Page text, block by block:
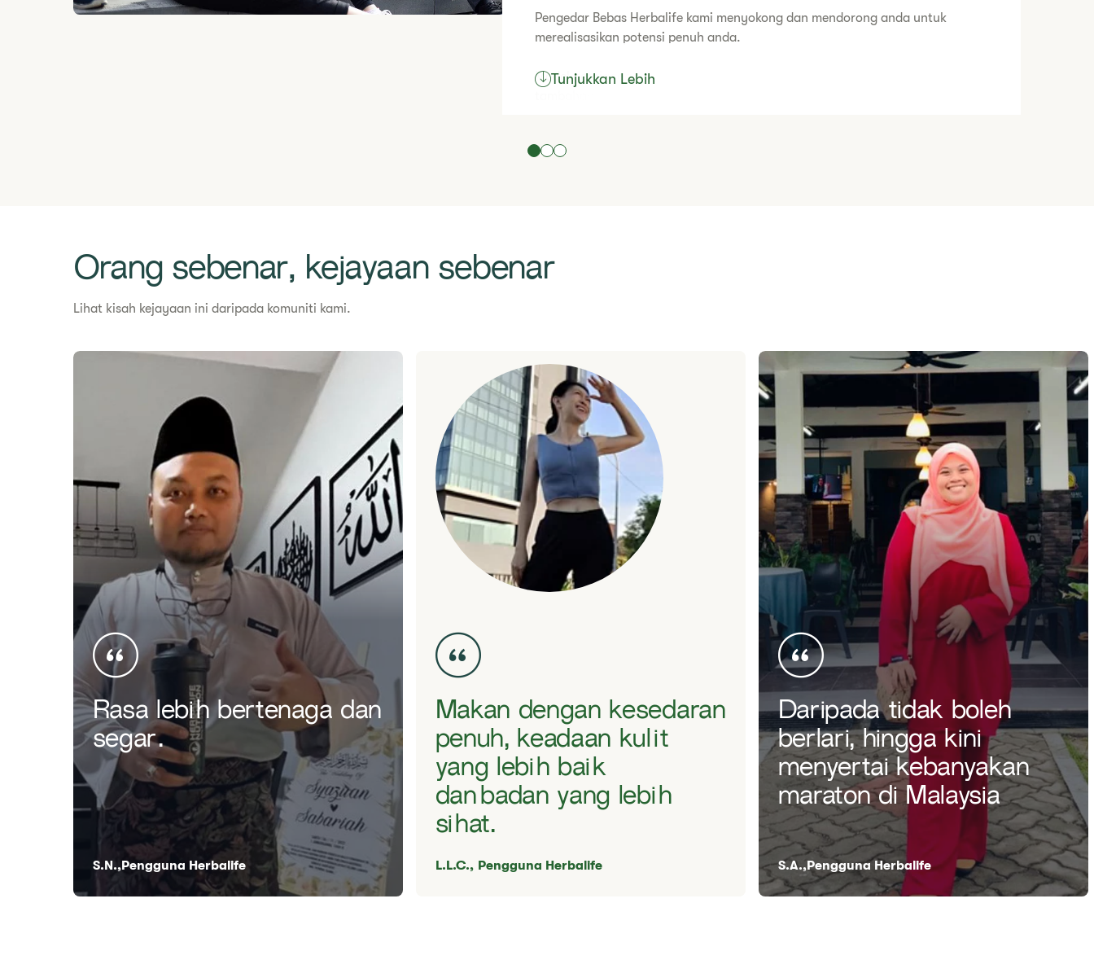
​Pengedar Bebas Herbalife kami menyokong dan mendorong anda untuk
merealisasikan potensi penuh anda.
​Model perniagaan kami memberi anda peluang untuk memperoleh pendapatan
Tunjukkan Lebih
Orang sebenar, kejayaan sebenar
Lihat kisah kejayaan ini daripada komuniti kami.
Rasa lebih bertenaga dan
segar.
S.N.,Pengguna Herbalife
Makan dengan kesedaran
penuh, keadaan kulit
yang lebih baik
dan badan yang lebih
sihat.
L.L.C., Pengguna Herbalife
Daripada tidak boleh
berlari, hingga kini
menyertai kebanyakan
maraton di Malaysia
S.A.,Pengguna Herbalife